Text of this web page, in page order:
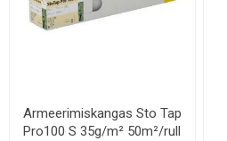
Armeerimiskangas Sto Tap
Pro100 S 35g/m² 50m²/rull